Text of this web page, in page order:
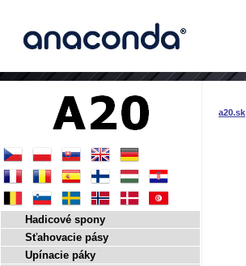
a20.sk
Hadicové spony
Sťahovacie pásy
Upínacie páky